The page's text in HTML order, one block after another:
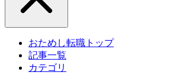
おためし転職トップ
記事一覧
カテゴリ